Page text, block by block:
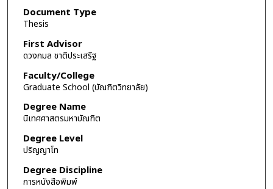
Document Type
Thesis
First Advisor
ดวงกมล ชาติประเสริฐ
Faculty/College
Graduate School (บัณฑิตวิทยาลัย)
Degree Name
นิเทศศาสตรมหาบัณฑิต
Degree Level
ปริญญาโท
Degree Discipline
การหนังสือพิมพ์